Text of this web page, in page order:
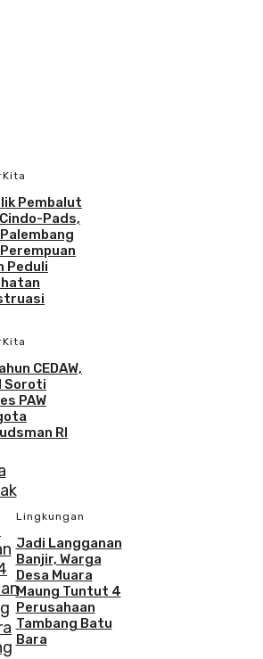
Pembalut
Pads,
Palembang
Peduli
CEDAW,
Soroti
PAW
RI
Lingkungan
Jadi Langganan
Banjir, Warga
Desa Muara
Maung Tuntut 4
Perusahaan
Tambang Batu
Bara